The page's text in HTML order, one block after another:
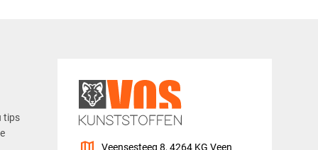
tips
Veensesteeg 8, 4264 KG Veen